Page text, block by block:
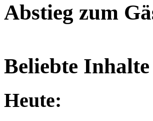
Abstieg zum
Beliebte Inhalte
Heute: